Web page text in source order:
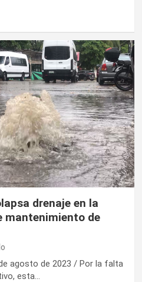
drenaje en la
mantenimiento de
agosto de 2023 / Por la falta
esta…